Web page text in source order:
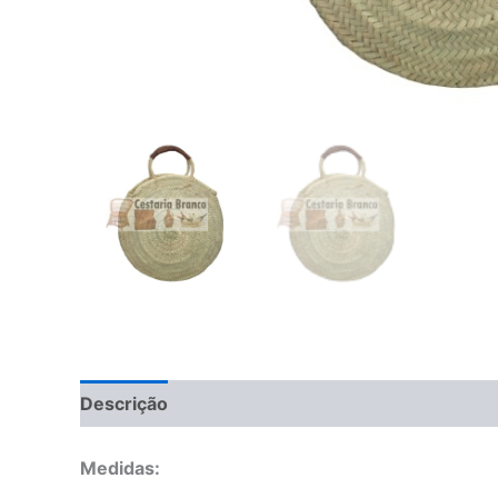
Descrição
Medidas: